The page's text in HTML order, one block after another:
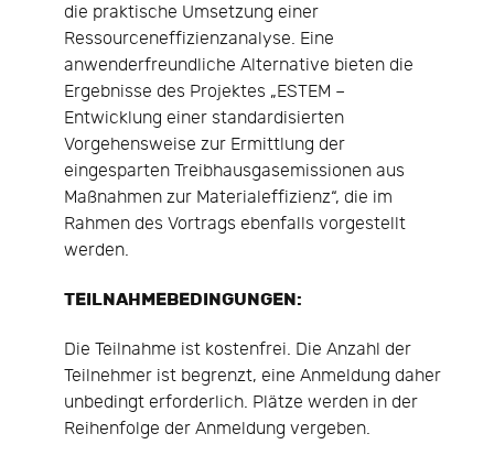
die praktische Umsetzung einer
Ressourceneffizienzanalyse. Eine
anwenderfreundliche Alternative bieten die
Ergebnisse des Projektes „ESTEM –
Entwicklung einer standardisierten
Vorgehensweise zur Ermittlung der
eingesparten Treibhausgasemissionen aus
Maßnahmen zur Materialeffizienz“, die im
Rahmen des Vortrags ebenfalls vorgestellt
werden.
TEILNAHMEBEDINGUNGEN:
Die Teilnahme ist kostenfrei. Die Anzahl der
Teilnehmer ist begrenzt, eine Anmeldung daher
unbedingt erforderlich. Plätze werden in der
Reihenfolge der Anmeldung vergeben.